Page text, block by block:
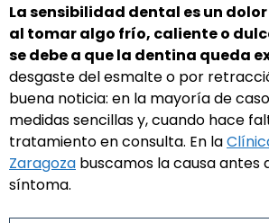
La sensibilidad dental es un
al tomar algo frío, caliente o
se debe a que la dentina queda
desgaste del esmalte o por
buena noticia: en la mayoría de
medidas sencillas y, cuando hace
tratamiento en consulta. En la
Zaragoza buscamos la causa antes
síntoma.